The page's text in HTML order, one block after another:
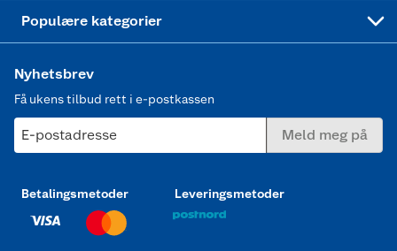
Populære kategorier
Nyhetsbrev
Få ukens tilbud rett i e-postkassen
E-postadresse Meld meg på
Betalingsmetoder Leveringsmetoder